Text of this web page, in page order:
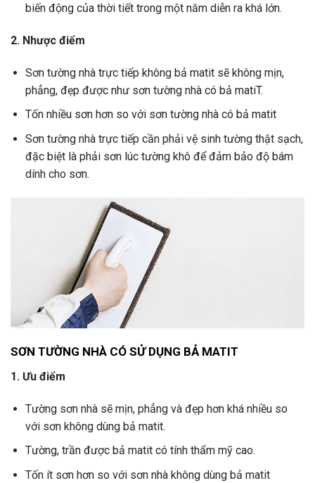
biến động của thời tiết trong một năm diễn ra khá lớn.
2. Nhược điểm
Sơn tường nhà trực tiếp không bả matit sẽ không mịn,
phẳng, đẹp được như sơn tường nhà có bả matiT.
Tốn nhiều sơn hơn so với sơn tường nhà có bả matit
Sơn tường nhà trực tiếp cần phải vệ sinh tường thật sạch,
đặc biệt là phải sơn lúc tường khô để đảm bảo độ bám
dính cho sơn.
SƠN TƯỜNG NHÀ CÓ SỬ DỤNG BẢ MATIT
1. Ưu điểm
Tường sơn nhà sẽ mịn, phẳng và đẹp hơn khá nhiều so
với sơn không dùng bả matit.
Tường, trần được bả matit có tính thẩm mỹ cao.
Tốn ít sơn hơn so với sơn nhà không dùng bả matit